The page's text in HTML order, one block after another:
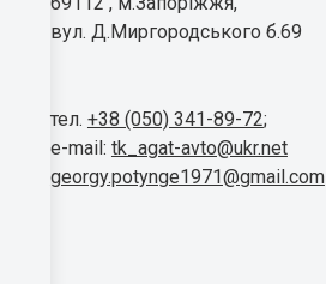
вул. Д.Миргородського б.69
тел. +38 (050) 341-89-72;
e-mail: tk_agat-avto@ukr.net
georgy.potynge1971@gmail.com